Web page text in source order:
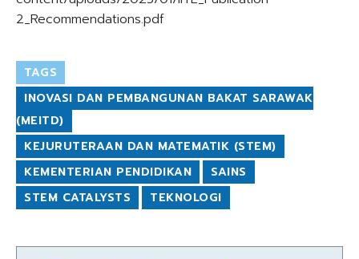
2_Recommendations.pdf
TAGS
INOVASI DAN PEMBANGUNAN BAKAT SARAWAK
(MEITD)
KEJURUTERAAN DAN MATEMATIK (STEM)
KEMENTERIAN PENDIDIKAN
SAINS
STEM CATALYSTS
TEKNOLOGI